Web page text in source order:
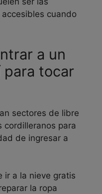
cuando
a un
tocar
sectores de libre
cordilleranos para
de ingresar a
ir a la nieve gratis
la ropa